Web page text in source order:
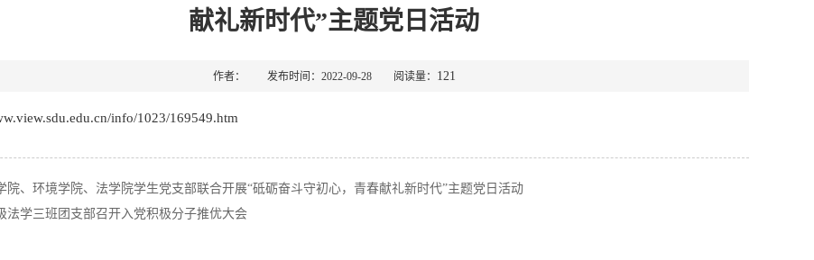
献礼新时代”主题党日活动
作者： 发布时间：2022-09-28 阅读量： 121
info/1023/169549.htm
院、环境学院、法学院学生党支部联合开展“砥砺奋斗守初心，青春献礼新时代”主题党日活动
法学三班团支部召开入党积极分子推优大会